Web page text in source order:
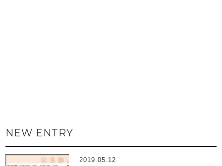
NEW ENTRY
2019.05.12